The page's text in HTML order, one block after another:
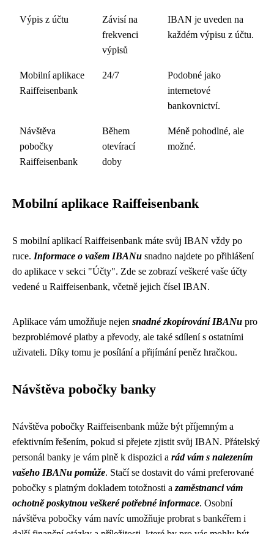
Výpis z účtu
Závisí na
frekvenci
výpisů
IBAN je uveden na
každém výpisu z účtu.
Mobilní aplikace
Raiffeisenbank
24/7
Podobné jako
internetové
bankovnictví.
Návštěva
pobočky
Raiffeisenbank
Během
otevírací
doby
Méně pohodlné, ale
možné.
Mobilní aplikace Raiffeisenbank
S mobilní aplikací Raiffeisenbank máte svůj IBAN vždy po
ruce. Informace o vašem IBANu snadno najdete po přihlášení
do aplikace v sekci "Účty". Zde se zobrazí veškeré vaše účty
vedené u Raiffeisenbank, včetně jejich čísel IBAN.
Aplikace vám umožňuje nejen snadné zkopírování IBANu pro
bezproblémové platby a převody, ale také sdílení s ostatními
uživateli. Díky tomu je posílání a přijímání peněz hračkou.
Návštěva pobočky banky
Návštěva pobočky Raiffeisenbank může být příjemným a
efektivním řešením, pokud si přejete zjistit svůj IBAN. Přátelský
personál banky je vám plně k dispozici a rád vám s nalezením
vašeho IBANu pomůže. Stačí se dostavit do vámi preferované
pobočky s platným dokladem totožnosti a zaměstnanci vám
ochotně poskytnou veškeré potřebné informace. Osobní
návštěva pobočky vám navíc umožňuje probrat s bankéřem i